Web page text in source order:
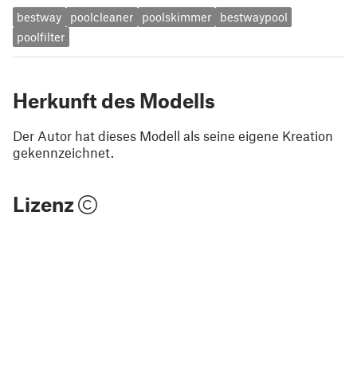
bestway poolcleaner poolskimmer
bestwaypool
poolfilter
Herkunft des Modells
Der Autor hat dieses Modell als seine eigene Kreation
gekennzeichnet.
Lizenz